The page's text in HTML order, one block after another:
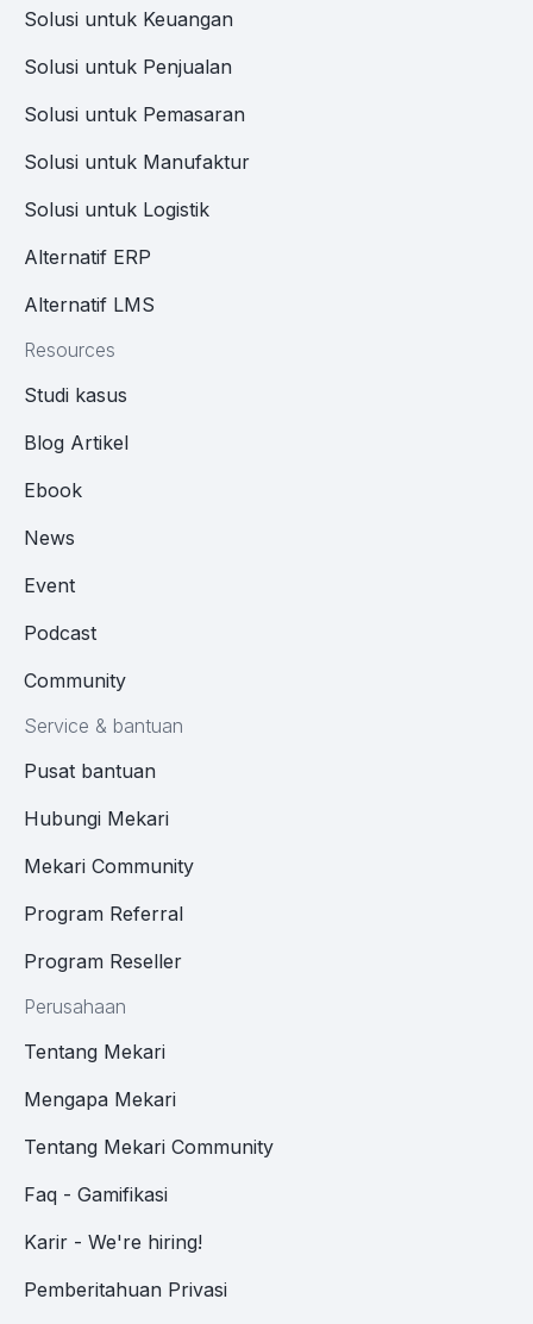
Solusi untuk Keuangan
Solusi untuk Penjualan
Solusi untuk Pemasaran
Solusi untuk Manufaktur
Solusi untuk Logistik
Alternatif ERP
Alternatif LMS
Resources
Studi kasus
Blog Artikel
Ebook
News
Event
Podcast
Community
Service & bantuan
Pusat bantuan
Hubungi Mekari
Mekari Community
Program Referral
Program Reseller
Perusahaan
Tentang Mekari
Mengapa Mekari
Tentang Mekari Community
Faq - Gamifikasi
Karir - We're hiring!
Pemberitahuan Privasi